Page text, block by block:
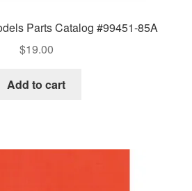
Parts Catalog #99451-85A
$19.00
Add to cart